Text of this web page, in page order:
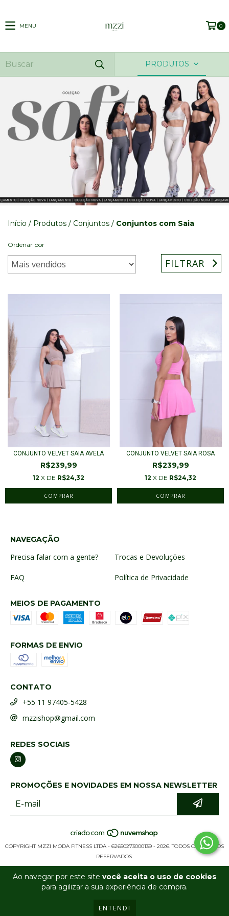
Ao navegar por este site você aceita o uso de cookies
para agilizar a sua experiência de compra.
ENTENDI
MENU 0
PRODUTOS
Início / Produtos / Conjuntos / Conjuntos com Saia
Ordenar por
FILTRAR
CONJUNTO VELVET SAIA AVELÃ
R$239,99
12 X DE R$24,32
COMPRAR
CONJUNTO VELVET SAIA ROSA
R$239,99
12 X DE R$24,32
COMPRAR
NAVEGAÇÃO
Precisa falar com a gente? Trocas e Devoluções
FAQ Política de Privacidade
MEIOS DE PAGAMENTO
FORMAS DE ENVIO
CONTATO
+55 11 97405-5428
mzzishop@gmail.com
REDES SOCIAIS
PROMOÇÕES E NOVIDADES EM NOSSA NEWSLETTER
COPYRIGHT MZZI MODA FITNESS LTDA - 62650273000139 - 2026. TODOS OS DIREITOS
RESERVADOS.